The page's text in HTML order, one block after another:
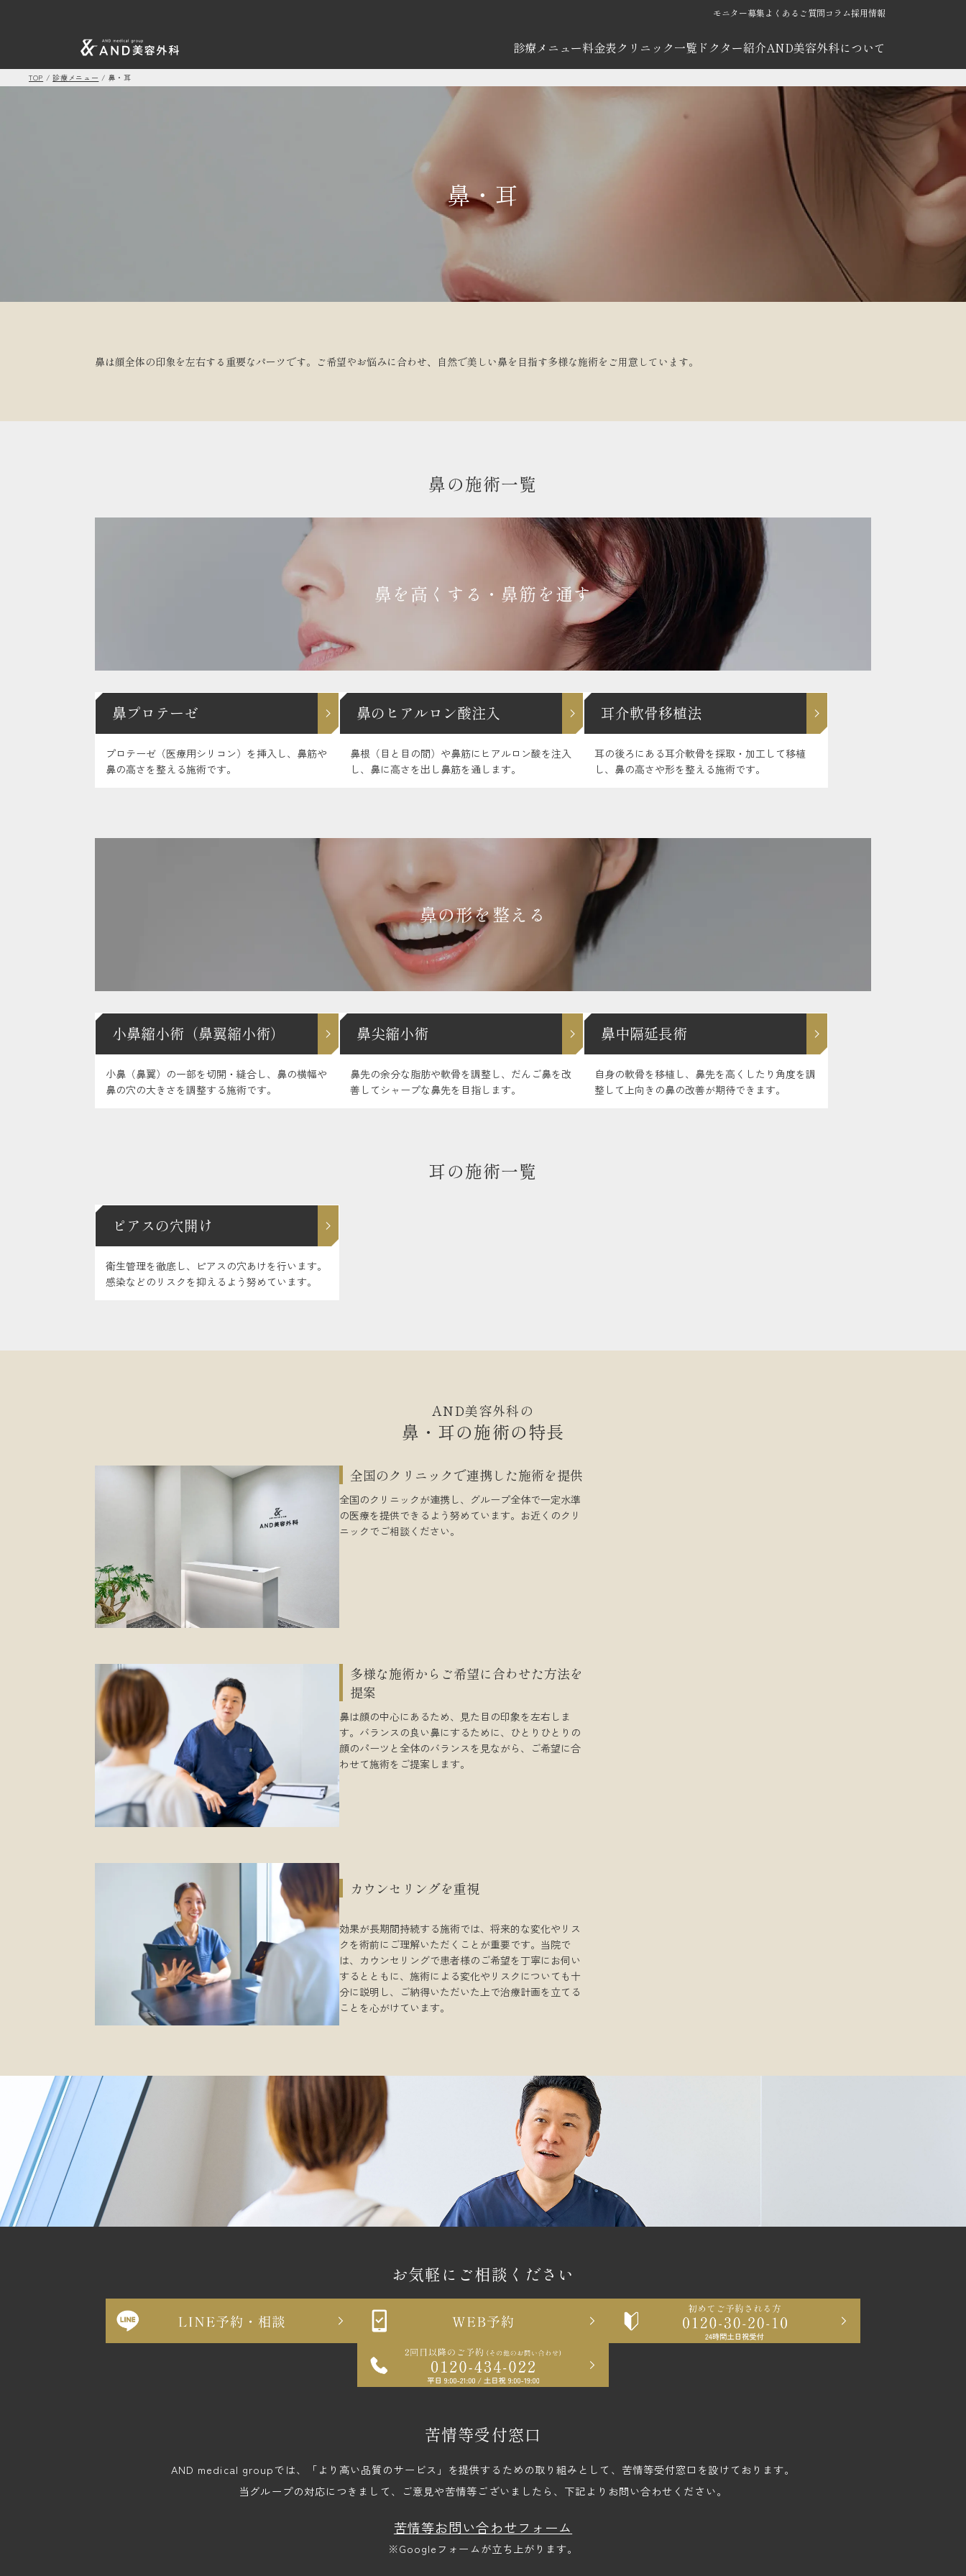
モニター募集よくあるご質問コラム採用情報
診療メニュー料金表クリニック一覧 ドクター紹介AND美容外科について
TOP /診療メニュー / 鼻・耳
鼻・耳
鼻は顔全体の印象を左右する重要なパーツです。ご希望やお悩みに合わせ、自然で美しい鼻を目指す多様な施術をご用意しています。
鼻の施術一覧
鼻を高くする・鼻筋を通す
鼻プロテーゼ
プロテーゼ（医療用シリコン）を挿入し、鼻筋や
鼻の高さを整える施術です。
鼻のヒアルロン酸注入
鼻根（目と目の間）や鼻筋にヒアルロン酸を注入
し、鼻に高さを出し鼻筋を通します。
耳介軟骨移植法
耳の後ろにある耳介軟骨を採取・加工して移植
し、鼻の高さや形を整える施術です。
鼻の形を整える
小鼻縮小術（鼻翼縮小術）
小鼻（鼻翼）の一部を切開・縫合し、鼻の横幅や
鼻の穴の大きさを調整する施術です。
鼻尖縮小術
鼻先の余分な脂肪や軟骨を調整し、だんご鼻を改
善してシャープな鼻先を目指します。
鼻中隔延長術
自身の軟骨を移植し、鼻先を高くしたり角度を調
整して上向きの鼻の改善が期待できます。
耳の施術一覧
ピアスの穴開け
衛生管理を徹底し、ピアスの穴あけを行います。
感染などのリスクを抑えるよう努めています。
AND美容外科の
鼻・耳の施術の特長
全国のクリニックで連携した施術を提供
全国のクリニックが連携し、グループ全体で一定水準
の医療を提供できるよう努めています。お近くのクリ
ニックでご相談ください。
多様な施術からご希望に合わせた方法を
提案
鼻は顔の中心にあるため、見た目の印象を左右しま
す。バランスの良い鼻にするために、ひとりひとりの
顔のパーツと全体のバランスを見ながら、ご希望に合
わせて施術をご提案します。
カウンセリングを重視
効果が長期間持続する施術では、将来的な変化やリス
クを術前にご理解いただくことが重要です。当院で
は、カウンセリングで患者様のご希望を丁寧にお伺い
するとともに、施術による変化やリスクについても十
分に説明し、ご納得いただいた上で治療計画を立てる
ことを心がけています。
お気軽にご相談ください
苦情等受付窓口
AND medical groupでは、「より高い品質のサービス」を提供するための取り組みとして、苦情等受付窓口を設けております。
当グループの対応につきまして、ご意見や苦情等ございましたら、下記よりお問い合わせください。
苦情等お問い合わせフォーム
※Googleフォームが立ち上がります。